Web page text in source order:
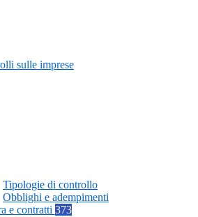
sulle imprese
Tipologie di controllo
Obblighi e adempimenti
e contratti 373